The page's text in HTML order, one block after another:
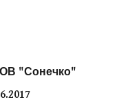
"Сонечко"